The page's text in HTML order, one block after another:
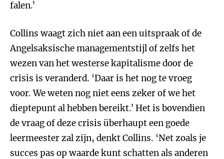
falen.’
Collins waagt zich niet aan een uitspraak of de
Angelsaksische managementstijl of zelfs het
wezen van het westerse kapitalisme door de
crisis is veranderd. ‘Daar is het nog te vroeg
voor. We weten nog niet eens zeker of we het
dieptepunt al hebben bereikt.’ Het is bovendien
de vraag of deze crisis überhaupt een goede
leermeester zal zijn, denkt Collins. ‘Net zoals je
succes pas op waarde kunt schatten als anderen